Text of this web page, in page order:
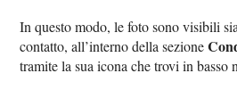
In questo modo, le foto sono visibili
contatto, all’interno della sezione
tramite la sua icona che trovi in basso